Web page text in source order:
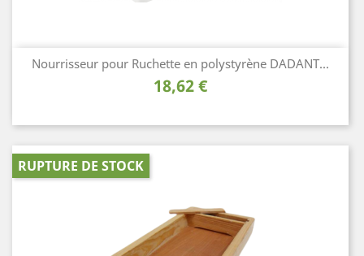
Nourrisseur pour Ruchette en polystyrène DADANT...
Prix
18,62 €
RUPTURE DE STOCK